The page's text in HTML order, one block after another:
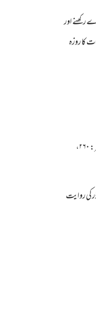
محرم اور رجب) میں روزے رکھنے اور
تین روزے (۱۳، ۱۴، ۱۵ تاریخ) یا سوموار جمعرات کا روزہ
@ حدیث ہے’’مجھے میرے خلیل﷤ نے تین کاموں کا حکم فرمایا: ہرمہینے روزے رکھنا…الخ حدیث بخاری رقم: ۱۹۸۱، مسلم حدیث نمبر : ۷۲۱، ابودائود حدیث نمبر: ۱۴۳۲، ترمذی حدیث نمبر: ۲۶۰،
مجتبٰی نسائی ۴/۲۲۲،۲۲۴، ترمذی حدیث نمبر : ۷۶۲ ترمذی نے ابوذر کی روایت